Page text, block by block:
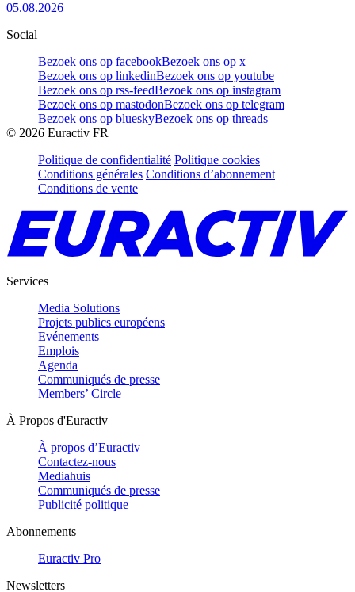
05.08.2026
Social
Bezoek ons op facebookBezoek ons op x
Bezoek ons op linkedinBezoek ons op youtube
Bezoek ons op rss-feedBezoek ons op instagram
Bezoek ons op mastodonBezoek ons op telegram
Bezoek ons op blueskyBezoek ons op threads
© 2026 Euractiv FR
Politique de confidentialité Politique cookies
Conditions générales Conditions d’abonnement
Conditions de vente
Services
Media Solutions
Projets publics européens
Evénements
Emplois
Agenda
Communiqués de presse
Members’ Circle
À Propos d'Euractiv
À propos d’Euractiv
Contactez-nous
Mediahuis
Communiqués de presse
Publicité politique
Abonnements
Euractiv Pro
Newsletters